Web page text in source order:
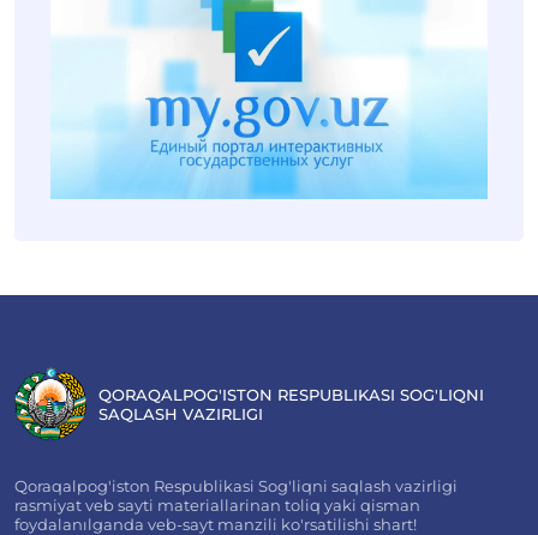
QORAQALPOG'ISTON RESPUBLIKASI SOG'LIQNI
SAQLASH VAZIRLIGI
Qoraqalpog'iston Respublikasi Sog'liqni saqlash vazirligi
rasmiyat veb sayti materiallarinan toliq yaki qisman
foydalanılganda veb-sayt manzili ko'rsatilishi shart!